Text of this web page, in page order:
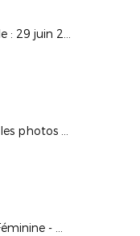
Assemblée Générale : 29 juin 2019 à Lyon
Coupe du Monde : les photos de l'Assemblée Générale du 29 juin 2019
Coupe du Monde Féminine - GRENOBLE